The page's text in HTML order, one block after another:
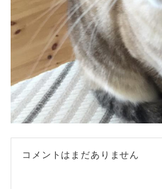
コメントはまだありません